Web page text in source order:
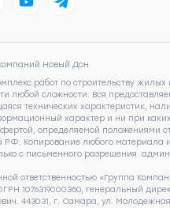
Новый Дон
работ по строительству
любой сложности. Вся
технических характеристик,
характер и ни при
определяемой положениями
РФ. Копирование любого материала
с письменного разрешения
ответственностью «Группа
1076319000350, генеральный
443031, г. Самара, ул.